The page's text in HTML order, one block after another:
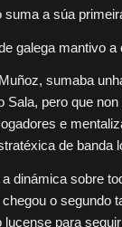
a súa
galega mantivo
sumaba
Sala, pero que
e
de banda
dinámica sobre
o segundo
para